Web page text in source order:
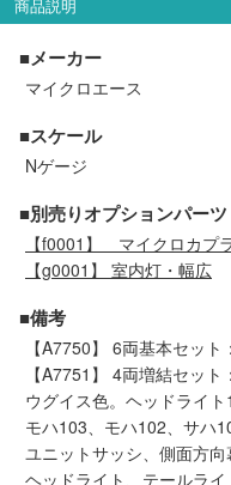
ヘルプページ
お問い合せ
ログイン/マイページ
お気に入りリスト
新規会員登録
商品説明
■メーカー
マイクロエース
■スケール
Nゲージ
■別売りオプションパーツ
【f0001】
マイクロカプ
【g0001】 室内灯・幅広
■備考
【A7750】 6両基本セット
【A7751】 4両増結セット
ウグイス色。ヘッドライト
モハ103、モハ102、サハ
ユニットサッシ、側面方
ヘッドライト、テールライ